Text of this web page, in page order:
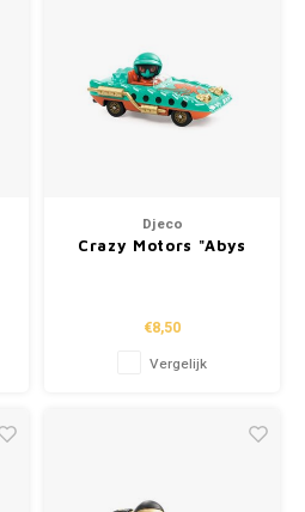
Djeco
Crazy Motors "Abys
€8,50
Vergelijk